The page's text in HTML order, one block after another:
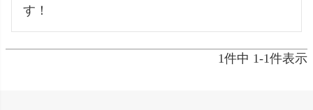
す！
1件中 1-1件表示